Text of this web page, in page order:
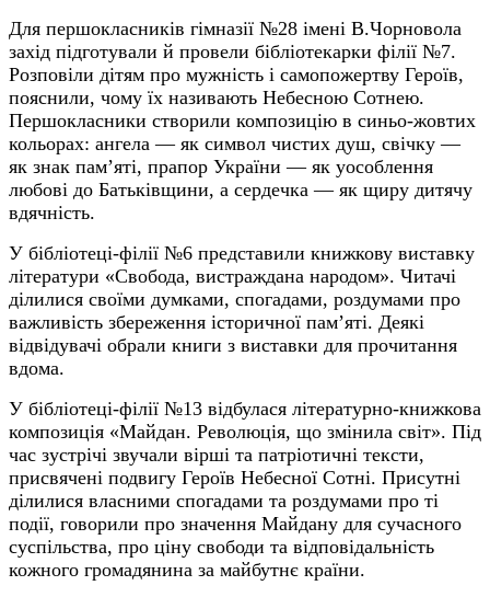
Для першокласників гімназії №28 імені В.Чорновола
захід підготували й провели бібліотекарки філії №7.
Розповіли дітям про мужність і самопожертву Героїв,
пояснили, чому їх називають Небесною Сотнею.
Першокласники створили композицію в синьо-жовтих
кольорах: ангела — як символ чистих душ, свічку —
як знак пам’яті, прапор України — як уособлення
любові до Батьківщини, а сердечка — як щиру дитячу
вдячність.
У бібліотеці-філії №6 представили книжкову виставку
літератури «Свобода, вистраждана народом». Читачі
ділилися своїми думками, спогадами, роздумами про
важливість збереження історичної пам’яті. Деякі
відвідувачі обрали книги з виставки для прочитання
вдома.
У бібліотеці-філії №13 відбулася літературно-книжкова
композиція «Майдан. Революція, що змінила світ». Під
час зустрічі звучали вірші та патріотичні тексти,
присвячені подвигу Героїв Небесної Сотні. Присутні
ділилися власними спогадами та роздумами про ті
події, говорили про значення Майдану для сучасного
суспільства, про ціну свободи та відповідальність
кожного громадянина за майбутнє країни.